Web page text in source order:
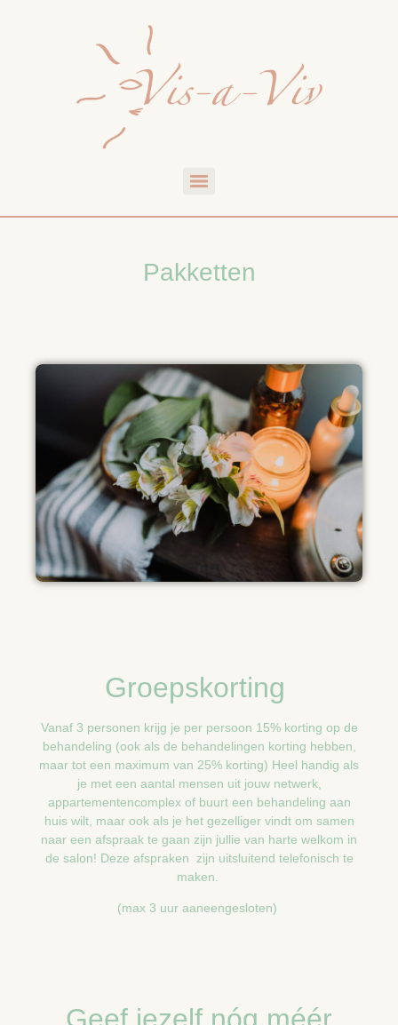
Pakketten
Groepskorting
Vanaf 3 personen krijg je per persoon 15% korting op de
behandeling (ook als de behandelingen korting hebben,
maar tot een maximum van 25% korting) Heel handig als
je met een aantal mensen uit jouw netwerk,
appartementencomplex of buurt een behandeling aan
huis wilt, maar ook als je het gezelliger vindt om samen
naar een afspraak te gaan zijn jullie van harte welkom in
de salon! Deze afspraken zijn uitsluitend telefonisch te
maken.
(max 3 uur aaneengesloten)